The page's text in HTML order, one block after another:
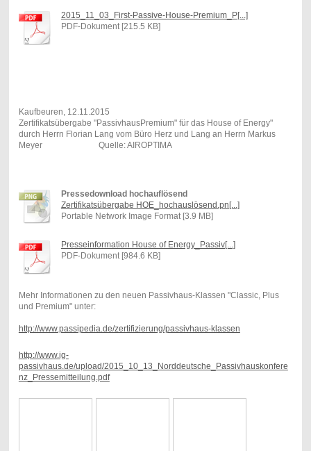
2015_11_03_First-Passive-House-Premium_P[...]
PDF-Dokument [215.5 KB]
Kaufbeuren, 12.11.2015
Zertifikatsübergabe "PassivhausPremium" für das House of Energy"
durch Herrn Florian Lang vom Büro Herz und Lang an Herrn Markus
Meyer Quelle: AIROPTIMA
Pressedownload hochauflösend
Zertifikatsübergabe HOE_hochauslösend.pn[...]
Portable Network Image Format [3.9 MB]
Presseinformation House of Energy_Passiv[...]
PDF-Dokument [984.6 KB]
Mehr Informationen zu den neuen Passivhaus-Klassen "Classic, Plus
und Premium" unter:
http://www.passipedia.de/zertifizierung/passivhaus-klassen
http://www.ig-
passivhaus.de/upload/2015_10_13_Norddeutsche_Passivhauskonfere
nz_Pressemitteilung.pdf